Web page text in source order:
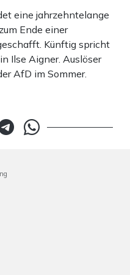
eine jahrzehntelange
Ende einer
Künftig spricht
Ilse Aigner. Auslöser
AfD im Sommer.